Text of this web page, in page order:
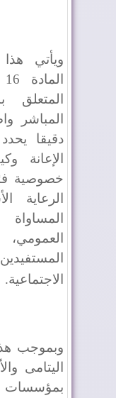
ويأتي
المتعلق
المباشر
دقيقا
الإعانة
خصوصية
الرعاية
الاجتماعية.
وبموجب
اليتامى
بمؤسسات